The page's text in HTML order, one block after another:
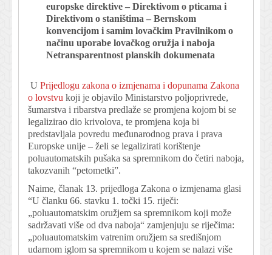
europske direktive – Direktivom o pticama i
Direktivom o staništima – Bernskom
konvencijom i samim lovačkim Pravilnikom o
načinu uporabe lovačkog oružja i naboja
Netransparentnost planskih dokumenata
U Prijedlogu zakona o izmjenama i dopunama Zakona
o lovstvu koji je objavilo Ministarstvo poljoprivrede,
šumarstva i ribarstva predlaže se promjena kojom bi se
legalizirao dio krivolova, te promjena koja bi
predstavljala povredu međunarodnog prava i prava
Europske unije – želi se legalizirati korištenje
poluautomatskih pušaka sa spremnikom do četiri naboja,
takozvanih “petometki”.
Naime, članak 13. prijedloga Zakona o izmjenama glasi
“U članku 66. stavku 1. točki 15. riječi:
„poluautomatskim oružjem sa spremnikom koji može
sadržavati više od dva naboja“ zamjenjuju se riječima:
„poluautomatskim vatrenim oružjem sa središnjom
udarnom iglom sa spremnikom u kojem se nalazi više